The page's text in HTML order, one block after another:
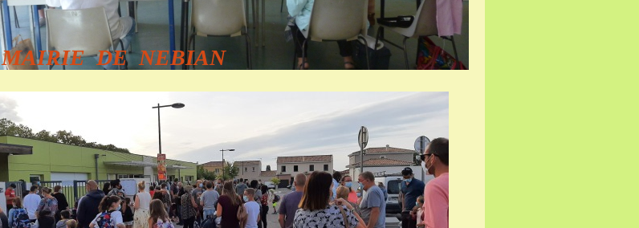
MAIRIE DE NEBIAN